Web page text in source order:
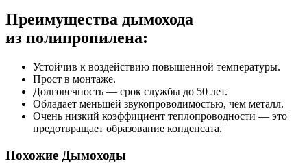
Преимущества дымохода
из полипропилена:
Устойчив к воздействию повышенной температуры.
Прост в монтаже.
Долговечность — срок службы до 50 лет.
Обладает меньшей звукопроводимостью, чем металл.
Очень низкий коэффициент теплопроводности — это
предотвращает образование конденсата.
Похожие Дымоходы